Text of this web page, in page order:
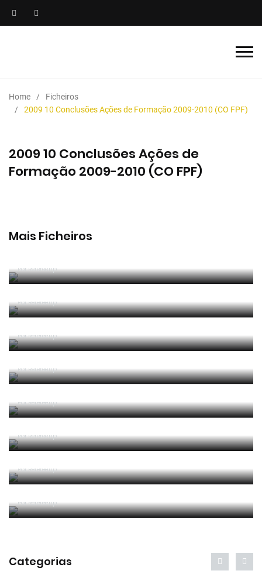
Home
Ficheiros
2009 10 Conclusões Ações de Formação 2009-2010 (CO FPF)
2009 10 Conclusões Ações de
Formação 2009-2010 (CO FPF)
Mais Ficheiros
Por RefereeTip
Por RefereeTip
Por RefereeTip
2025 04 Alterações e Esclarecimentos às Leis de
Por RefereeTip
Por RefereeTip
Por RefereeTip
2024 05 Alterações e Esclarecimentos às Leis de
Por RefereeTip
2023 06 Alterações e Esclarecimentos às Leis de
Por RefereeTip
Categorias